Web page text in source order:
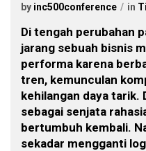
by inc500conference in
Di tengah perubahan
jarang sebuah bisnis
performa karena
tren, kemunculan
kehilangan daya tarik.
sebagai senjata
bertumbuh kembali.
sekadar mengganti